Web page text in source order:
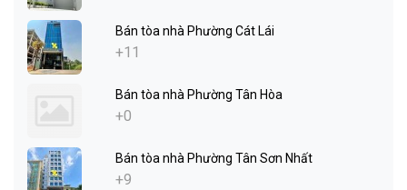
Bán tòa nhà Phường Cát Lái
+11
Bán tòa nhà Phường Tân Hòa
+0
Bán tòa nhà Phường Tân Sơn Nhất
+9